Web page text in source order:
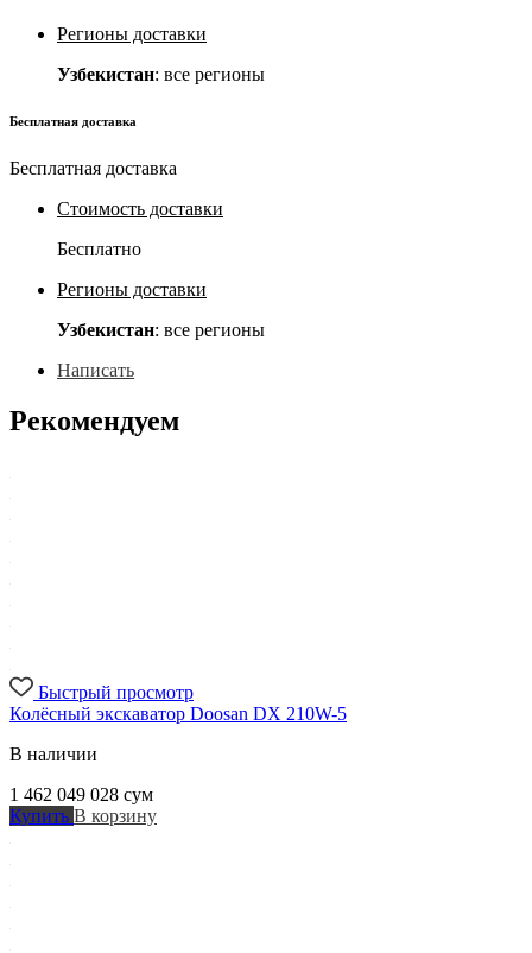
Регионы доставки
Узбекистан: все регионы
Бесплатная доставка
Бесплатная доставка
Стоимость доставки
Бесплатно
Регионы доставки
Узбекистан: все регионы
Написать
Рекомендуем
Быстрый просмотр
Колёсный экскаватор Doosan DX 210W-5
В наличии
1 462 049 028 сум
Купить В корзину